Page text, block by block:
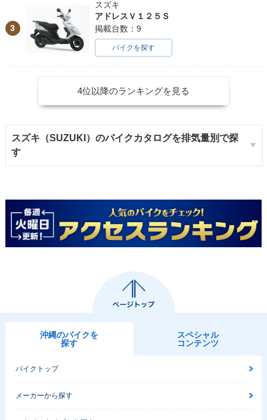
3
スズキ
アドレスＶ１２５Ｓ
掲載台数：9
バイクを探す
4位以降のランキングを見る
スズキ（SUZUKI）のバイクカタログを排気量別で探
す
沖縄のバイクを
探す
スペシャル
コンテンツ
バイクトップ
メーカーから探す